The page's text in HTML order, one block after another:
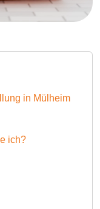
in Mülheim
ich?